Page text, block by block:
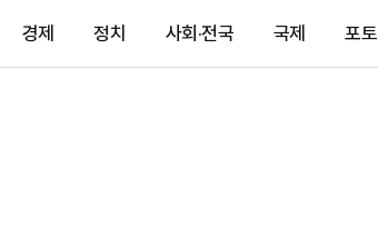
경제 정치 사회·전국 국제 포토